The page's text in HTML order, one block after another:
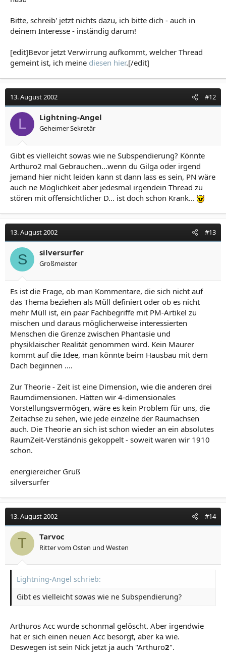
bemerken.??
Naja .es gibt halt Kinder die wollen Feuerwehrmann
werden , andere Polizisten ...und andere Physiker. Fahr
komik ist mir immer willkommen !!!
danke
A!
8)
Bitte, schreib' jetzt nichts dazu, ich bitte dich - auch in
deinem Interesse - inständig darum!
[edit]Bevor jetzt Verwirrung aufkommt, welcher Thread
gemeint ist, ich meine diesen hier.[/edit]
13. August 2002 #12
L Lightning-Angel
Geheimer Sekretär
Gibt es vielleicht sowas wie ne Subspendierung? Könnte
Arthuro2 mal Gebrauchen...wenn du Gilga oder irgend
jemand hier nicht leiden kann st dann lass es sein, PN wäre
auch ne Möglichkeit aber jedesmal irgendein Thread zu
stören mit offensichtlicher D... ist doch schon Krank...
13. August 2002 #13
S silversurfer
Großmeister
Es ist die Frage, ob man Kommentare, die sich nicht auf
das Thema beziehen als Müll definiert oder ob es nicht
mehr Müll ist, ein paar Fachbegriffe mit PM-Artikel zu
mischen und daraus möglicherweise interessierten
Menschen die Grenze zwischen Phantasie und
physiklaischer Realität genommen wird. Kein Maurer
kommt auf die Idee, man könnte beim Hausbau mit dem
Dach beginnen ....
Zur Theorie - Zeit ist eine Dimension, wie die anderen drei
Raumdimensionen. Hätten wir 4-dimensionales
Vorstellungsvermögen, wäre es kein Problem für uns, die
Zeitachse zu sehen, wie jede einzelne der Raumachsen
auch. Die Theorie an sich ist schon wieder an ein absolutes
RaumZeit-Verständnis gekoppelt - soweit waren wir 1910
schon.
energiereicher Gruß
silversurfer
13. August 2002 #14
T Tarvoc
Ritter vom Osten und Westen
Lightning-Angel schrieb:
Gibt es vielleicht sowas wie ne Subspendierung?
Arthuros Acc wurde schonmal gelöscht. Aber irgendwie
hat er sich einen neuen Acc besorgt, aber ka wie.
Deswegen ist sein Nick jetzt ja auch "Arthuro2".